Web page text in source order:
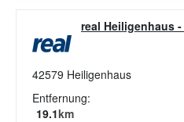
real Heiligenhaus -
42579 Heiligenhaus
Entfernung:
19.1km